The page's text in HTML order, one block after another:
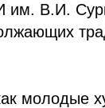
им. В.И.
молодые